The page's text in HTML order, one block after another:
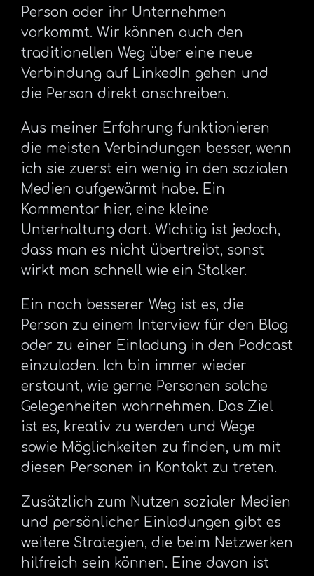
Person oder ihr Unternehmen
vorkommt. Wir können auch den
traditionellen Weg über eine neue
Verbindung auf LinkedIn gehen und
die Person direkt anschreiben.
Aus meiner Erfahrung funktionieren
die meisten Verbindungen besser, wenn
ich sie zuerst ein wenig in den sozialen
Medien aufgewärmt habe. Ein
Kommentar hier, eine kleine
Unterhaltung dort. Wichtig ist jedoch,
dass man es nicht übertreibt, sonst
wirkt man schnell wie ein Stalker.
Ein noch besserer Weg ist es, die
Person zu einem Interview für den Blog
oder zu einer Einladung in den Podcast
einzuladen. Ich bin immer wieder
erstaunt, wie gerne Personen solche
Gelegenheiten wahrnehmen. Das Ziel
ist es, kreativ zu werden und Wege
sowie Möglichkeiten zu finden, um mit
diesen Personen in Kontakt zu treten.
Zusätzlich zum Nutzen sozialer Medien
und persönlicher Einladungen gibt es
weitere Strategien, die beim Netzwerken
hilfreich sein können. Eine davon ist